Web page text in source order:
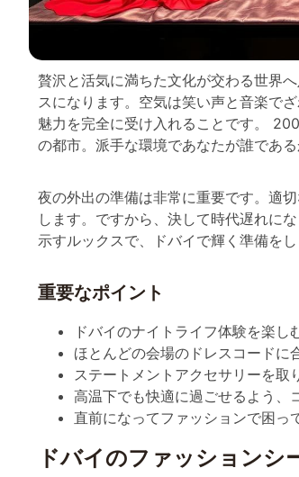
贅沢と活気に満ちた文化が交わる世界
スになります。空気は笑い声と音楽で
魅力を完全に受け入れることです。
の都市。派手な環境であなたが誰であ
します。ですから、決して時代遅れに
示すルックスで、ドバイで輝く準備を
ほとんどの会場のドレスコードに
ステートメントアクセサリーを
高温下でも快適に過ごせるよう
直前になってファッションで困っ